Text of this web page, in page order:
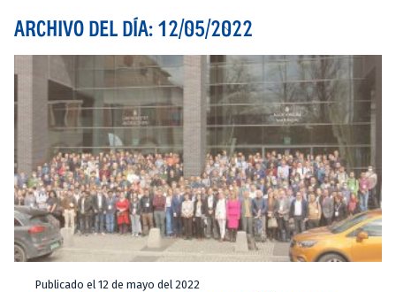
ARCHIVO DEL DÍA: 12/05/2022
Publicado el 12 de mayo del 2022